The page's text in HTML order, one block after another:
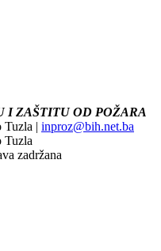
I ZAŠTITU OD POŽARA
Tuzla | inproz@bih.net.ba
Tuzla
zadržana